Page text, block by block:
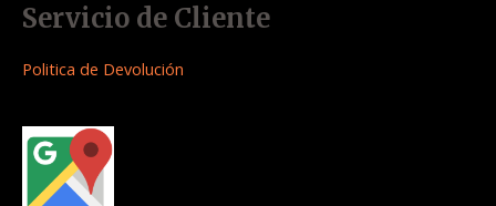
Servicio de Cliente
Politica de Devolución